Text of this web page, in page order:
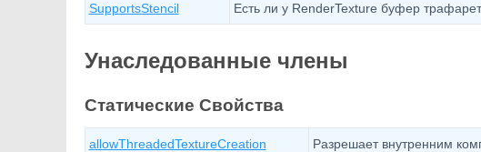
SupportsStencil Есть ли у RenderTexture буфер
Унаследованные члены
Статические Свойства
allowThreadedTextureCreation
Разрешает внутренним